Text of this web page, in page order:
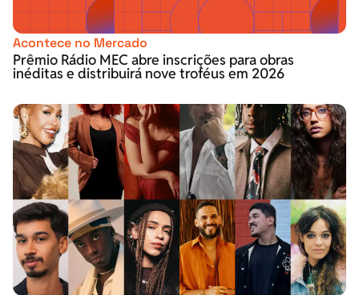
Acontece no Mercado
Prêmio Rádio MEC abre inscrições para obras
inéditas e distribuirá nove troféus em 2026